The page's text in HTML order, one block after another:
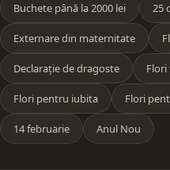
Buchete până la 2000 lei 25
Externare din maternitate
Declarație de dragoste
Flori pentru iubita Flori
14 februarie Anul Nou